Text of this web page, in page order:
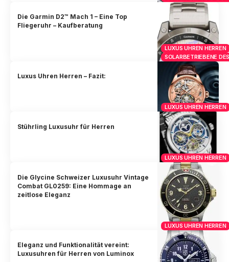
LUXUS UHREN HERREN
SOLARBETRIEBENE
Die Garmin D2™ Mach 1 – Eine Top
Fliegeruhr – Kaufberatung
LUXUS UHREN HERREN
Luxus Uhren Herren – Fazit:
LUXUS UHREN HERREN
Stührling Luxusuhr für Herren
LUXUS UHREN HERREN
Die Glycine Schweizer Luxusuhr Vintage
Combat GL0259: Eine Hommage an
zeitlose Eleganz
Eleganz und Funktionalität vereint:
Luxusuhren für Herren von Luminox